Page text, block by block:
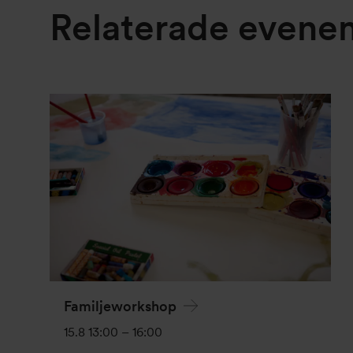
Relaterade
Familjeworkshop
15.8 13:00 – 16:00